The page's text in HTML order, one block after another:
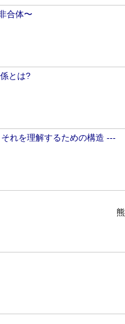
合体〜
とは?
れを理解するための構造 ---